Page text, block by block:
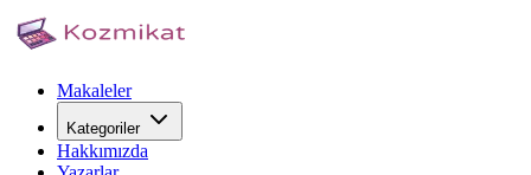
Makaleler
Kategoriler
Hakkımızda